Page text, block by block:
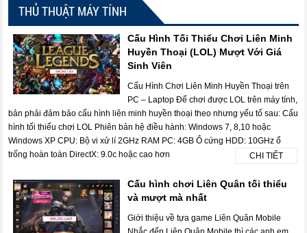
THỦ THUẬT MÁY TÍNH
Cấu Hình Tối Thiểu Chơi Liên Minh
Huyền Thoại (LOL) Mượt Với Giá
Sinh Viên
Cấu Hình Chơi Liên Minh Huyền Thoại trên
PC – Laptop Để chơi được LOL trên máy tính,
bản phải đảm bảo cấu hình liên minh huyền thoại theo nhưng yếu tố sau: Cấu
hình tối thiểu chơi LOL Phiên bản hệ điều hành: Windows 7, 8,10 hoặc
Windows XP CPU: Bộ vi xử lí 2GHz RAM PC: 4GB Ổ cứng HDD: 10GHz ổ
trống hoàn toàn DirectX: 9.0c hoặc cao hơn
CHI TIẾT
Cấu hình chơi Liên Quân tối thiểu
và mượt mà nhất
Giới thiệu về tựa game Liên Quân Mobile